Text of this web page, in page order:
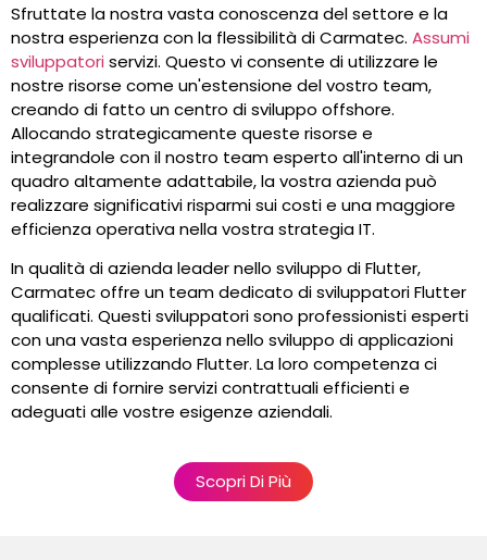
Sfruttate la nostra vasta conoscenza del settore e la
nostra esperienza con la flessibilità di Carmatec. Assumi
sviluppatori servizi. Questo vi consente di utilizzare le
nostre risorse come un'estensione del vostro team,
creando di fatto un centro di sviluppo offshore.
Allocando strategicamente queste risorse e
integrandole con il nostro team esperto all'interno di un
quadro altamente adattabile, la vostra azienda può
realizzare significativi risparmi sui costi e una maggiore
efficienza operativa nella vostra strategia IT.
In qualità di azienda leader nello sviluppo di Flutter,
Carmatec offre un team dedicato di sviluppatori Flutter
qualificati. Questi sviluppatori sono professionisti esperti
con una vasta esperienza nello sviluppo di applicazioni
complesse utilizzando Flutter. La loro competenza ci
consente di fornire servizi contrattuali efficienti e
adeguati alle vostre esigenze aziendali.
Scopri Di Più